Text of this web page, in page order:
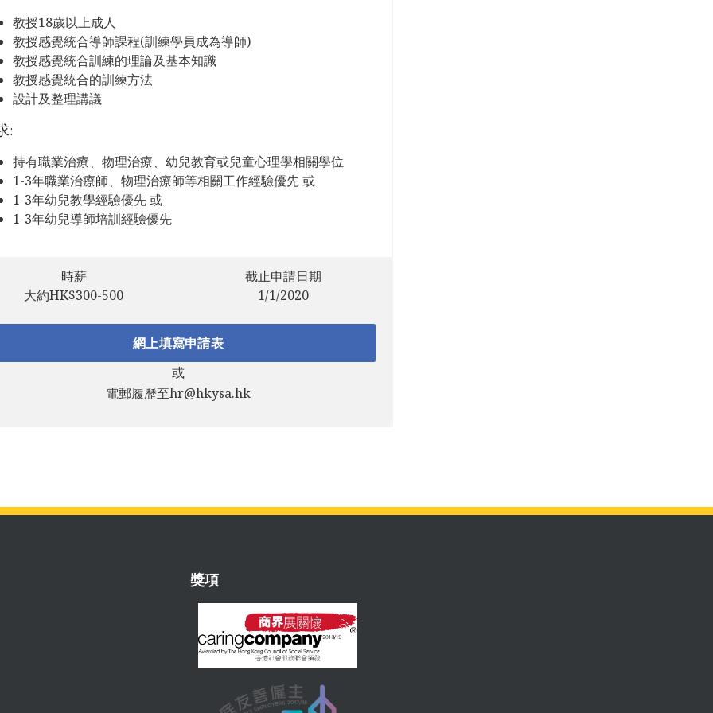
教授18歲以上成人
教授感覺統合導師課程(訓練學員成為導師)
教授感覺統合訓練的理論及基本知識
教授感覺統合的訓練方法
設計及整理講議
:
持有職業治療、物理治療、幼兒教育或兒童心理學相關學位
1-3年職業治療師、物理治療師等相關工作經驗優先 或
1-3年幼兒教學經驗優先 或
1-3年幼兒導師培訓經驗優先
時薪
大約HK$300-500
截止申請日期
1/1/2020
網上填寫申請表
或
電郵履歷至hr@hkysa.hk
獎項